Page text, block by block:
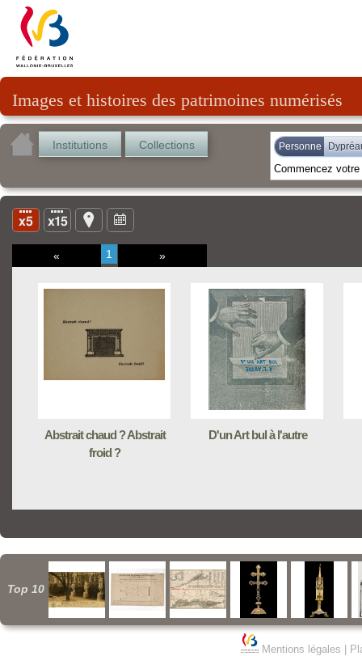
Images et histoires des patrimoines numérisés
Institutions Collections Personne
« 1 »
Abstrait chaud ? Abstrait
froid ?
D'un Art bul à l'autre
Top 10
Mentions légales